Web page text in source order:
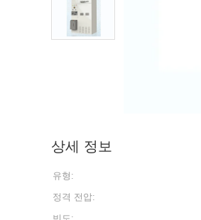
상세 정보
유형:
정격 전압: